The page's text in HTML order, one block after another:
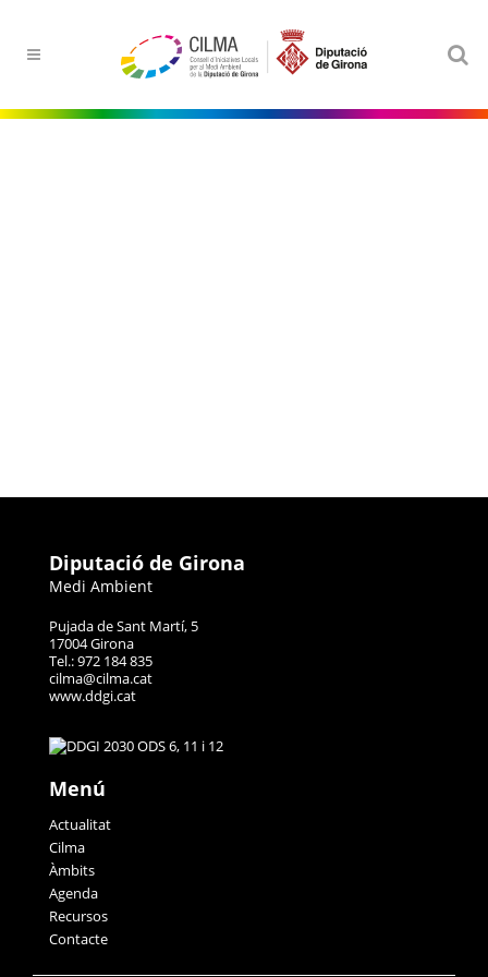
Diputació de Girona
Medi Ambient
Pujada de Sant Martí, 5
17004 Girona
Tel.: 972 184 835
cilma@cilma.cat
www.ddgi.cat
Menú
Actualitat
Cilma
Àmbits
Agenda
Recursos
Contacte